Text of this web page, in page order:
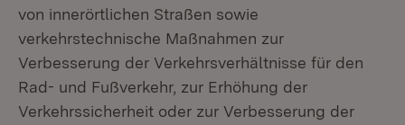
von innerörtlichen Straßen sowie
verkehrstechnische Maßnahmen zur
Verbesserung der Verkehrsverhältnisse für den
Rad- und Fußverkehr, zur Erhöhung der
Verkehrssicherheit oder zur Verbesserung der